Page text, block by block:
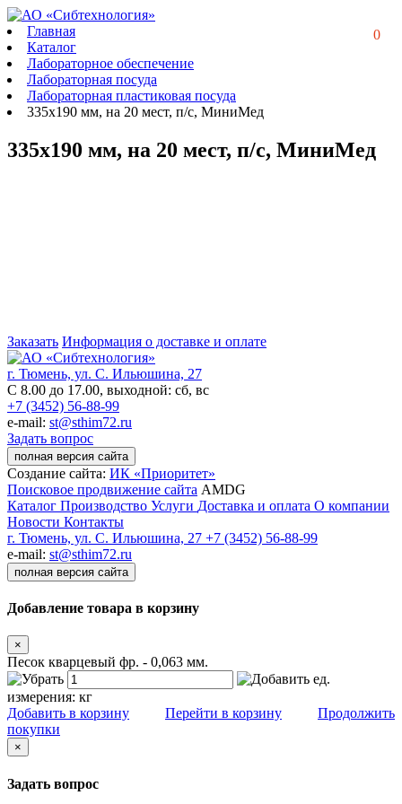
0
Главная
Каталог
Лабораторное обеспечение
Лабораторная посуда
Лабораторная пластиковая посуда
335х190 мм, на 20 мест, п/с, МиниМед
335х190 мм, на 20 мест, п/с, МиниМед
Заказать Информация о доставке и оплате
г. Тюмень, ул. С. Ильюшина, 27
С 8.00 до 17.00, выходной: сб, вс
+7 (3452) 56-88-99
e-mail: st@sthim72.ru
Задать вопрос
полная версия сайта
Создание сайта: ИК «Приоритет»
Поисковое продвижение сайта AMDG
Каталог Производство Услуги Доставка и оплата О компании
Новости Контакты
г. Тюмень, ул. С. Ильюшина, 27 +7 (3452) 56-88-99
e-mail: st@sthim72.ru
полная версия сайта
Добавление товара в корзину
×
Песок кварцевый фр. - 0,063 мм.
ед.
измерения: кг
Добавить в корзину
Перейти в корзину
Продолжить
покупки
×
Задать вопрос